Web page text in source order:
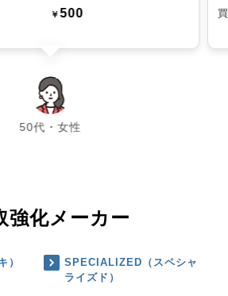
￥500
50代・女性
chevron_left chevron_right
強化メーカー
）
SPECIALIZED（スペシャ
ライズド）